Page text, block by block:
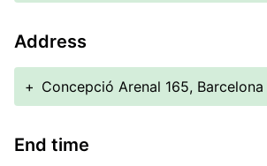
Address
+ Concepció Arenal 165, Barcelona
End time